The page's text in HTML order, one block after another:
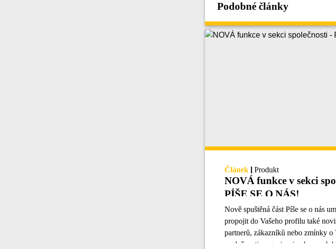
Podobné články
Článek Produkt
NOVÁ funkce v sekci
PÍŠE SE O NÁS!
Nově spuštěná část Píše se o nás
propojit do Vašeho profilu také
partnerů, zákazníků nebo zmínky o
společnosti, organizaci nebo